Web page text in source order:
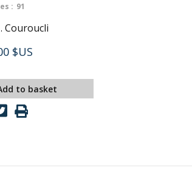
: 91
Couroucli
$US
to basket